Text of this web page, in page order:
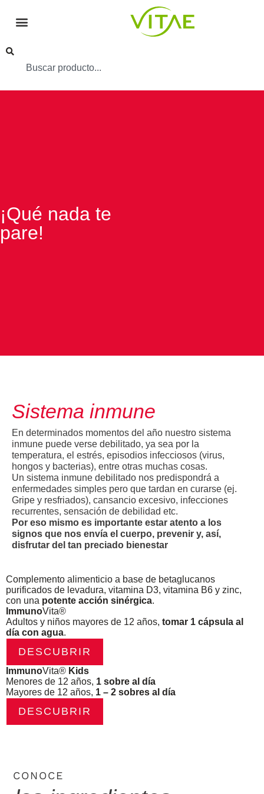
¡Qué nada te
pare!
Sistema inmune
En determinados momentos del año nuestro sistema
inmune puede verse debilitado, ya sea por la
temperatura, el estrés, episodios infecciosos (virus,
hongos y bacterias), entre otras muchas cosas.
Un sistema inmune debilitado nos predispondrá a
enfermedades simples pero que tardan en curarse (ej.
Gripe y resfriados), cansancio excesivo, infecciones
recurrentes, sensación de debilidad etc.
Por eso mismo es importante estar atento a los
signos que nos envía el cuerpo, prevenir y, así,
disfrutar del tan preciado bienestar
Complemento alimenticio a base de betaglucanos
purificados de levadura, vitamina D3, vitamina B6 y zinc,
con una potente acción sinérgica.
ImmunoVita®
Adultos y niños mayores de 12 años, tomar 1 cápsula al
día con agua.
DESCUBRIR
ImmunoVita® Kids
Menores de 12 años, 1 sobre al día
Mayores de 12 años, 1 – 2 sobres al día
DESCUBRIR
CONOCE